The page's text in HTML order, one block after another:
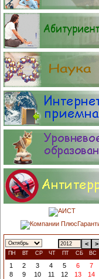
< >
ПН ВТ СР ЧТ ПТ СБ ВС
1 2 3 4 5 6
7
8
9 10 11 12 13
14